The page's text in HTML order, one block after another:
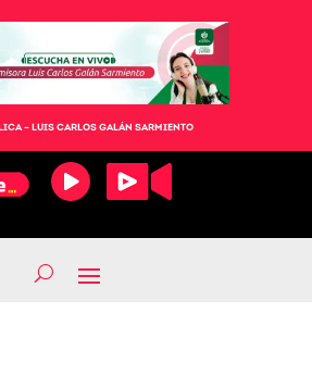
– LUIS CARLOS GALÁN SARMIENTO